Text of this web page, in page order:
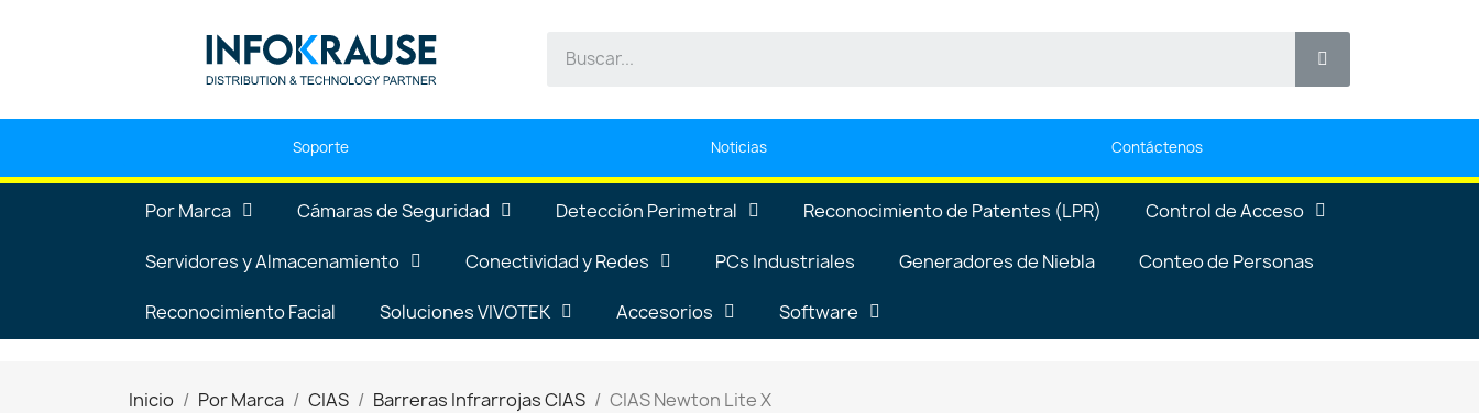
Soporte Noticias Contáctenos
Por Marca Cámaras de Seguridad Detección Perimetral Reconocimiento de Patentes (LPR) Control de Acceso
Servidores y Almacenamiento Conectividad y Redes PCs Industriales Generadores de Niebla Conteo de Personas
Reconocimiento Facial Soluciones VIVOTEK Accesorios Software
Inicio Por Marca CIAS Barreras Infrarrojas CIAS CIAS Newton Lite X